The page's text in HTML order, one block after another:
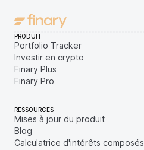
PRODUIT
Portfolio Tracker
Investir en crypto
Finary Plus
Finary Pro
RESSOURCES
Mises à jour du produit
Blog
Calculatrice d'intérêts composés